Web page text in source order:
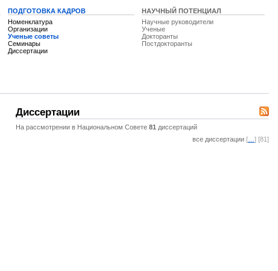
ПОДГОТОВКА КАДРОВ
Номенклатура
Организации
Ученые советы
Семинары
Диссертации
НАУЧНЫЙ ПОТЕНЦИАЛ
Научные руководители
Ученые
Докторанты
Постдокторанты
Диссертации
На рассмотрении в Национальном Совете 81 диссертаций
все диссертации [ ] [81]